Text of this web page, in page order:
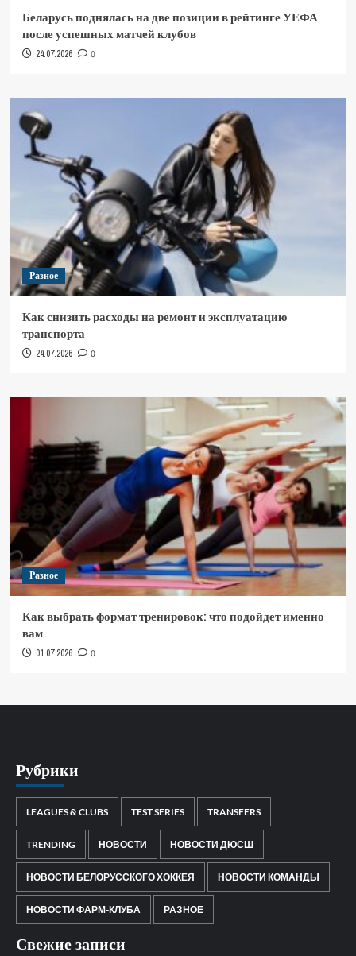
Беларусь поднялась на две позиции в рейтинге УЕФА
после успешных матчей клубов
24.07.2026 0
Разное
Как снизить расходы на ремонт и эксплуатацию
транспорта
24.07.2026 0
Разное
Как выбрать формат тренировок: что подойдет именно
вам
01.07.2026 0
Рубрики
LEAGUES & CLUBS TEST SERIES TRANSFERS
TRENDING НОВОСТИ НОВОСТИ ДЮСШ
НОВОСТИ БЕЛОРУССКОГО ХОККЕЯ НОВОСТИ КОМАНДЫ
НОВОСТИ ФАРМ-КЛУБА РАЗНОЕ
Свежие записи